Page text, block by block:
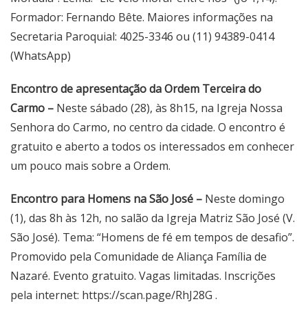
Formador: Fernando Bête. Maiores informações na
Secretaria Paroquial: 4025-3346 ou (11) 94389-0414
(WhatsApp)
Encontro de apresentação da Ordem Terceira do
Carmo – Neste sábado (28), às 8h15, na Igreja Nossa
Senhora do Carmo, no centro da cidade. O encontro é
gratuito e aberto a todos os interessados em conhecer
um pouco mais sobre a Ordem.
Encontro para Homens na São José – Neste domingo
(1), das 8h às 12h, no salão da Igreja Matriz São José (V.
São José). Tema: “Homens de fé em tempos de desafio”.
Promovido pela Comunidade de Aliança Família de
Nazaré. Evento gratuito. Vagas limitadas. Inscrições
pela internet: https://scan.page/RhJ28G .